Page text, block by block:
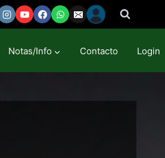
Notas/Info Contacto Login